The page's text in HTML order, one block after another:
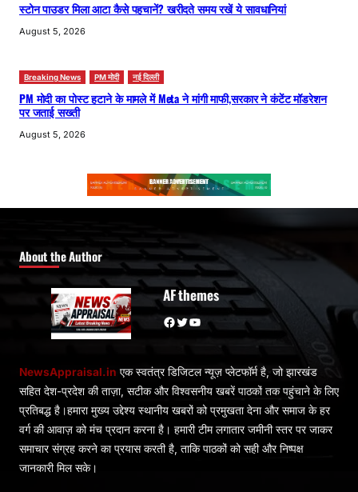
स्टोन पाउडर मिला आटा कैसे पहचानें? खरीदते समय रखें ये सावधानियां
August 5, 2026
Breaking News PM मोदी नई दिल्ली
PM मोदी का पोस्ट हटाने के मामले में Meta ने मांगी माफी,सरकार ने कंटेंट मॉडरेशन
पर जताई सख्ती
August 5, 2026
About the Author
AF themes
Facebook Twitter YouTube
NewsAppraisal.in एक स्वतंत्र डिजिटल न्यूज़ प्लेटफॉर्म है, जो झारखंड
सहित देश-प्रदेश की ताज़ा, सटीक और विश्वसनीय खबरें पाठकों तक पहुंचाने के लिए
प्रतिबद्ध है।हमारा मुख्य उद्देश्य स्थानीय खबरों को प्रमुखता देना और समाज के हर
वर्ग की आवाज़ को मंच प्रदान करना है। हमारी टीम लगातार जमीनी स्तर पर जाकर
समाचार संग्रह करने का प्रयास करती है, ताकि पाठकों को सही और निष्पक्ष
जानकारी मिल सके।